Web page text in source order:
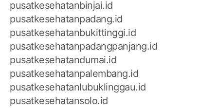
pusatkesehatanbinjai.id
pusatkesehatanpadang.id
pusatkesehatanbukittinggi.id
pusatkesehatanpadangpanjang.id
pusatkesehatandumai.id
pusatkesehatanpalembang.id
pusatkesehatanlubuklinggau.id
pusatkesehatansolo.id